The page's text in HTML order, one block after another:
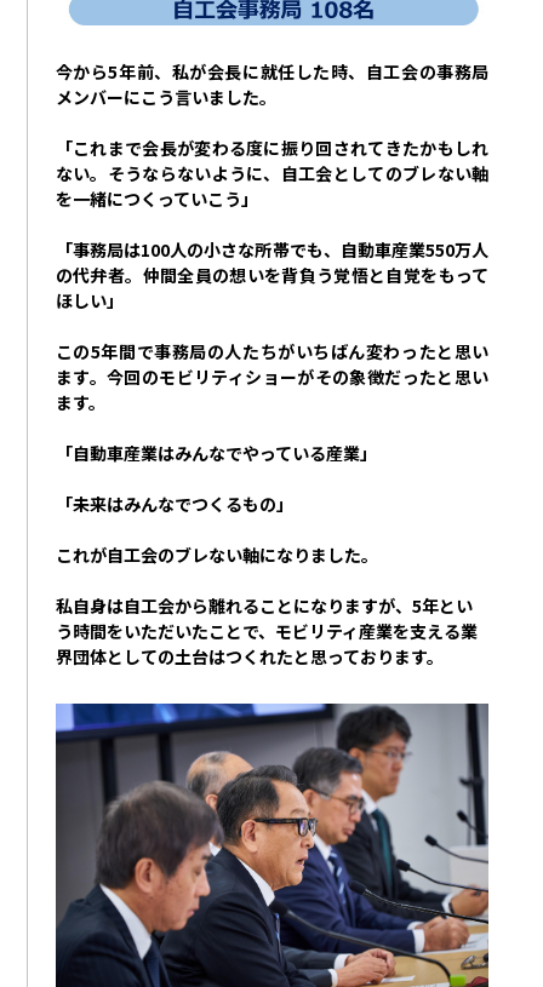
今から5年前、私が会長に就任した時、自工会の事務局
メンバーにこう言いました。
「これまで会長が変わる度に振り回されてきたかもしれ
ない。そうならないように、自工会としてのブレない軸
を一緒につくっていこう」
「事務局は100人の小さな所帯でも、自動車産業550万人
の代弁者。仲間全員の想いを背負う覚悟と自覚をもって
ほしい」
この5年間で事務局の人たちがいちばん変わったと思い
ます。今回のモビリティショーがその象徴だったと思い
ます。
「自動車産業はみんなでやっている産業」
「未来はみんなでつくるもの」
これが自工会のブレない軸になりました。
私自身は自工会から離れることになりますが、 5年とい
う時間をいただいたことで、モビリティ産業を支える業
界団体としての土台はつくれたと思っております。